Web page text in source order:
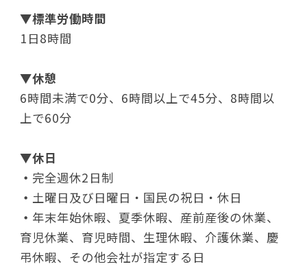
▼標準労働時間
1日8時間
▼休憩
6時間未満で0分、6時間以上で45分、8時間以
上で60分
▼休日
・ 完全週休2日制
・ 土曜日及び日曜日・国民の祝日・休日
・ 年末年始休暇、夏季休暇、産前産後の休業、
育児休業、育児時間、生理休暇、介護休業、慶
弔休暇、その他会社が指定する日